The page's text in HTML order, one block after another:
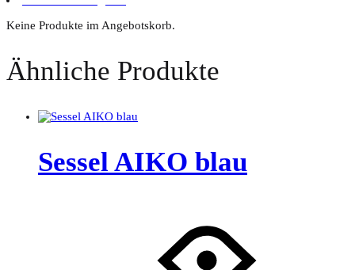
Keine Produkte im Angebotskorb.
Ähnliche Produkte
Sessel AIKO blau